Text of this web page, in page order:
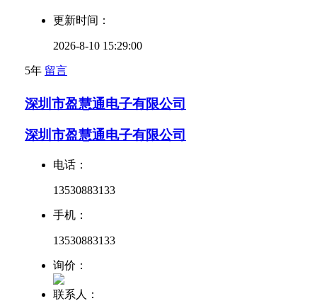
更新时间：
2026-8-10 15:29:00
5年 留言
深圳市盈慧通电子有限公司
深圳市盈慧通电子有限公司
电话：
13530883133
手机：
13530883133
询价：
联系人：